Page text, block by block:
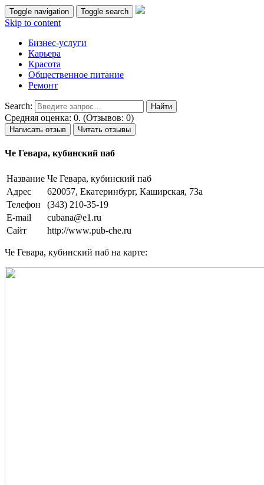
Toggle navigation Toggle search
Skip to content
Бизнес-услуги
Карьера
Красота
Общественное питание
Ремонт
Search:
Средняя оценка: 0. (Отзывов: 0)
Написать отзыв Читать отзывы
Че Гевара, кубинский паб
Название Че Гевара, кубинский паб
Адрес
620057, Екатеринбург, Каширская, 73а
Телефон
(343) 210-35-19
E-mail
cubana@e1.ru
Сайт
http://www.pub-che.ru
Че Гевара, кубинский паб на карте: